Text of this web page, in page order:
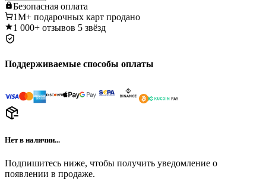
Безопасная оплата
1M+ подарочных карт продано
1 000+ отзывов 5 звёзд
Поддерживаемые способы оплаты
Нет в наличии...
Подпишитесь ниже, чтобы получить уведомление о
появлении в продаже.